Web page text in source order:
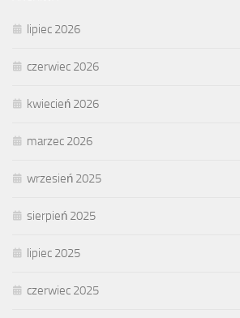
lipiec 2026
czerwiec 2026
kwiecień 2026
marzec 2026
wrzesień 2025
sierpień 2025
lipiec 2025
czerwiec 2025